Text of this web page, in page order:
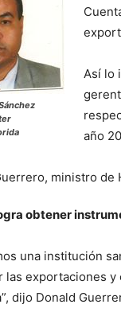
Así lo
año
obtener
una institución
las exportaciones
dijo Donald